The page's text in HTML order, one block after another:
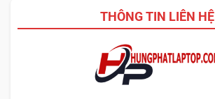
THÔNG TIN LIÊN HỆ